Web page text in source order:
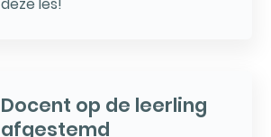
deze les!
Docent op de leerling
afgestemd